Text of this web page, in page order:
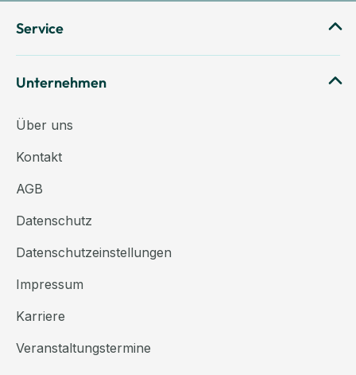
Service
Unternehmen
Über uns
Kontakt
AGB
Datenschutz
Datenschutzeinstellungen
Impressum
Karriere
Veranstaltungstermine